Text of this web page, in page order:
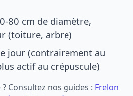
80 cm de diamètre,
(toiture, arbre)
jour (contrairement au
actif au crépuscule)
Consultez nos guides : Frelon